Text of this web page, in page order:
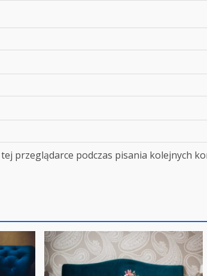
przeglądarce podczas pisania kolejnych